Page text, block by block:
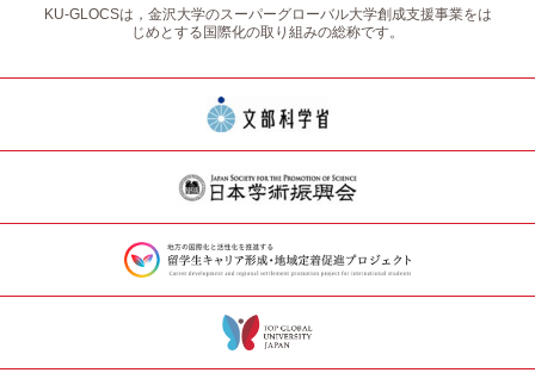
KU-GLOCSは，金沢大学のスーパーグローバル大学創成支援事業をは
じめとする国際化の取り組みの総称です。